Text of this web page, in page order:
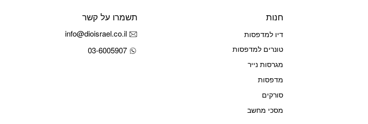
חנות
דיו למדפסות
טונרים למדפסות
מגרסות נייר
מדפסות
סורקים
מסכי מחשב
תשמרו על קשר
info@dioisrael.co.il
03-6005907